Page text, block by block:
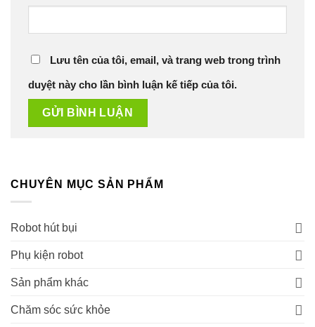
Lưu tên của tôi, email, và trang web trong trình
duyệt này cho lần bình luận kế tiếp của tôi.
CHUYÊN MỤC SẢN PHẨM
Robot hút bụi
Phụ kiện robot
Sản phẩm khác
Chăm sóc sức khỏe